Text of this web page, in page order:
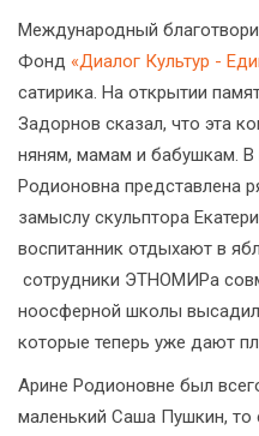
Международный
Фонд «Диалог Культур -
сатирика. На открытии
Задорнов сказал, что эта
няням, мамам и бабушкам.
Родионовна
замыслу скульптора
воспитанник отдыхают в
сотрудники ЭТНОМИРа
ноосферной школы
которые теперь уже дают
Арине Родионовне был
маленький Саша Пушкин, то